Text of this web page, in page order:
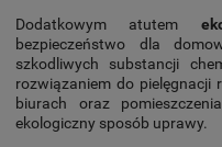
Dodatkowym atutem
bezpieczeństwo dla
szkodliwych substancji
rozwiązaniem do pielęgnacji
biurach oraz
ekologiczny sposób uprawy.